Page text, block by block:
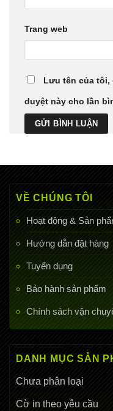
VỀ CHÚNG TÔI
Hoạt động & Sản
Hướng dẫn đặt hàng
Tuyển dụng
Bảo hành sản phẩm
Chính sách vận
DANH MỤC SẢN
Chưa phân loại
Cờ in theo yêu cầu
Trang web
Lưu tên của tôi,
duyệt này cho lần